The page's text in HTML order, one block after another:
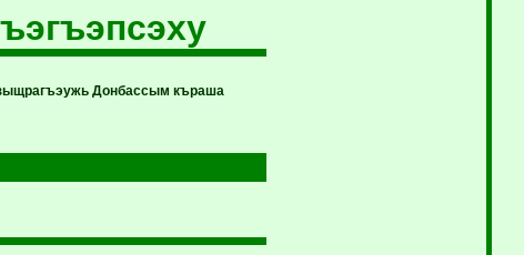
Донбассым къраша